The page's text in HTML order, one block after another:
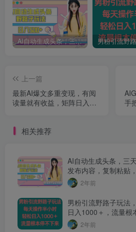
AI自动生成头条，三天必起号，三分钟轻松发布内容，复制粘贴，保姆级教…
上一篇
最新AI爆文多重变现，有阅
读量就有收益，矩阵日入
手
相关推荐
AI自动生成头条，三
发布内容，复制粘贴
2年前
男粉引流野路子玩法
日入1000＋，流量根
2年前